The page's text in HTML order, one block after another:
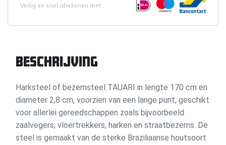
Veilig en snel afrekenen met
Beschrijving
Harksteel of bezemsteel TAUARI in lengte 170 cm en
diameter 2,8 cm, voorzien van een lange punt, geschikt
voor allerlei gereedschappen zoals bijvoorbeeld
zaalvegers, vloertrekkers, harken en straatbezems. De
steel is gemaakt van de sterke Braziliaanse houtsoort